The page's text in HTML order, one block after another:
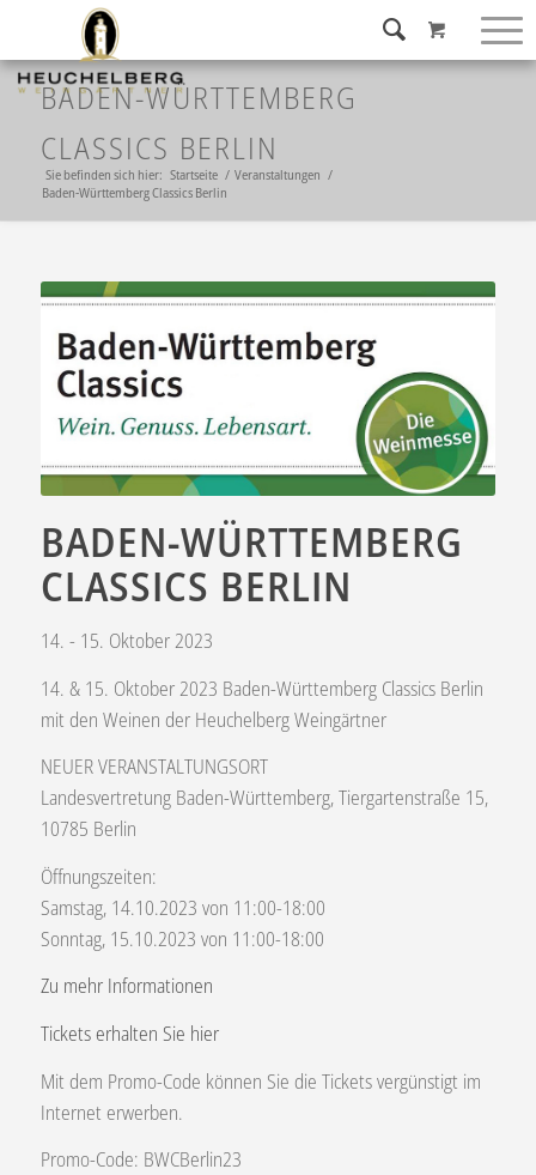
BADEN-WÜRTTEMBERG
CLASSICS BERLIN
Sie befinden sich hier: Startseite / Veranstaltungen /
Baden-Württemberg Classics Berlin
BADEN-WÜRTTEMBERG
CLASSICS BERLIN
14. - 15. Oktober 2023
14. & 15. Oktober 2023 Baden-Württemberg Classics Berlin
mit den Weinen der Heuchelberg Weingärtner
NEUER VERANSTALTUNGSORT
Landesvertretung Baden-Württemberg, Tiergartenstraße 15,
10785 Berlin
Öffnungszeiten:
Samstag, 14.10.2023 von 11:00-18:00
Sonntag, 15.10.2023 von 11:00-18:00
Zu mehr Informationen
Tickets erhalten Sie hier
Mit dem Promo-Code können Sie die Tickets vergünstigt im
Internet erwerben.
Promo-Code: BWCBerlin23